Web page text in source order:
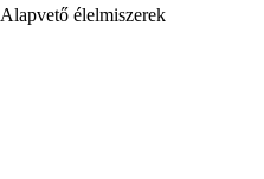
Alapvető élelmiszerek